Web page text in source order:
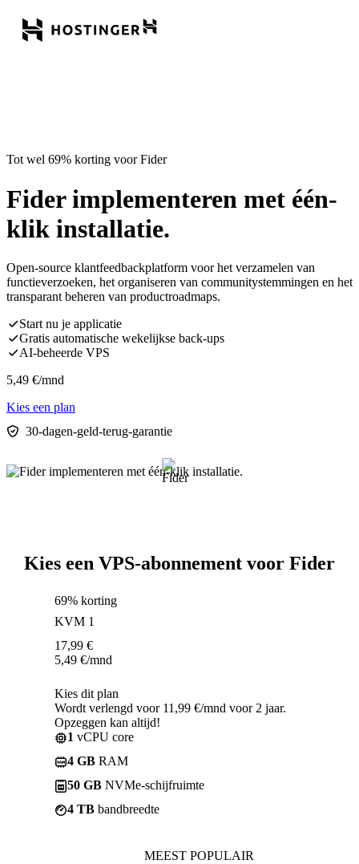
Tot wel 69% korting voor Fider
Fider implementeren met één-
klik installatie.
Open-source klantfeedbackplatform voor het verzamelen van
functieverzoeken, het organiseren van communitystemmingen en het
transparant beheren van productroadmaps.
Start nu je applicatie
Gratis automatische wekelijkse back-ups
AI-beheerde VPS
5,49 €/mnd
Kies een plan
30-dagen-geld-terug-garantie
Kies een VPS-abonnement voor Fider
69% korting
KVM 1
17,99 €
5,49 €/mnd
Kies dit plan
Wordt verlengd voor 11,99 €/mnd voor 2 jaar.
Opzeggen kan altijd!
1 vCPU core
4 GB RAM
50 GB NVMe-schijfruimte
4 TB bandbreedte
MEEST POPULAIR